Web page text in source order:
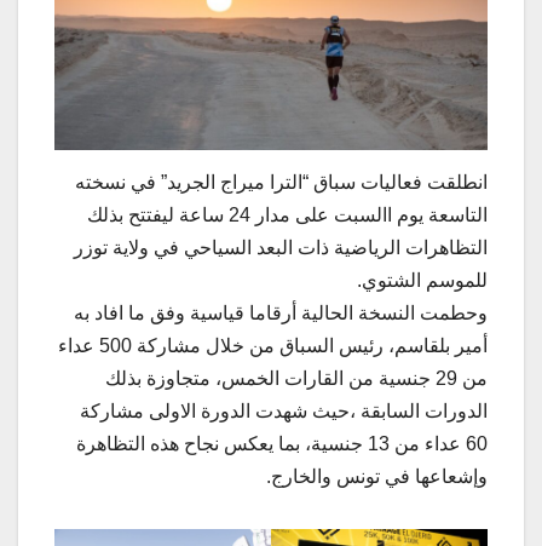
انطلقت فعاليات سباق “الترا ميراج الجريد” في نسخته
التاسعة يوم االسبت على مدار 24 ساعة ليفتتح بذلك
التظاهرات الرياضية ذات البعد السياحي في ولاية توزر
للموسم الشتوي.
وحطمت النسخة الحالية أرقاما قياسية وفق ما افاد به
أمير بلقاسم، رئيس السباق من خلال مشاركة 500 عداء
من 29 جنسية من القارات الخمس، متجاوزة بذلك
الدورات السابقة ،حيث شهدت الدورة الاولى مشاركة
60 عداء من 13 جنسية، بما يعكس نجاح هذه التظاهرة
وإشعاعها في تونس والخارج.